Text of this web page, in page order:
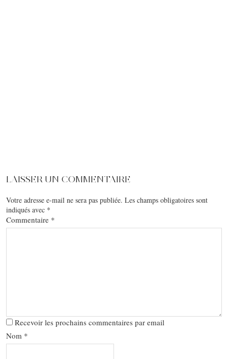
LAISSER UN COMMENTAIRE
Votre adresse e-mail ne sera pas publiée. Les champs obligatoires sont
indiqués avec *
Commentaire *
Recevoir les prochains commentaires par email
Nom *